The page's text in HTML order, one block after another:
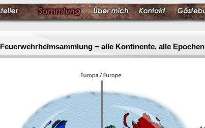
Feuerwehrhelmsammlung − alle Kontinente, alle Epochen